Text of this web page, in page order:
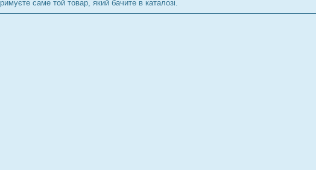
саме той товар, який бачите в каталозі.